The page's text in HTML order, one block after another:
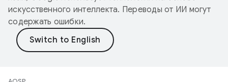
искусственного интеллекта. Переводы от ИИ могут
содержать ошибки.